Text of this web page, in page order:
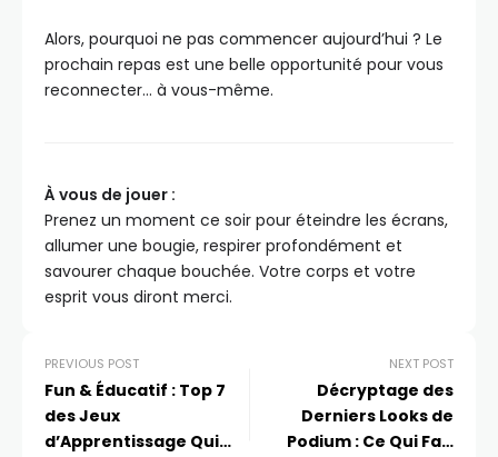
Alors, pourquoi ne pas commencer aujourd’hui ? Le
prochain repas est une belle opportunité pour vous
reconnecter… à vous-même.
À vous de jouer :
Prenez un moment ce soir pour éteindre les écrans,
allumer une bougie, respirer profondément et
savourer chaque bouchée. Votre corps et votre
esprit vous diront merci.
PREVIOUS POST
Fun & Éducatif : Top 7
des Jeux
d’Apprentissage Qui
NEXT POST
Décryptage des
Derniers Looks de
Podium : Ce Qui Fait